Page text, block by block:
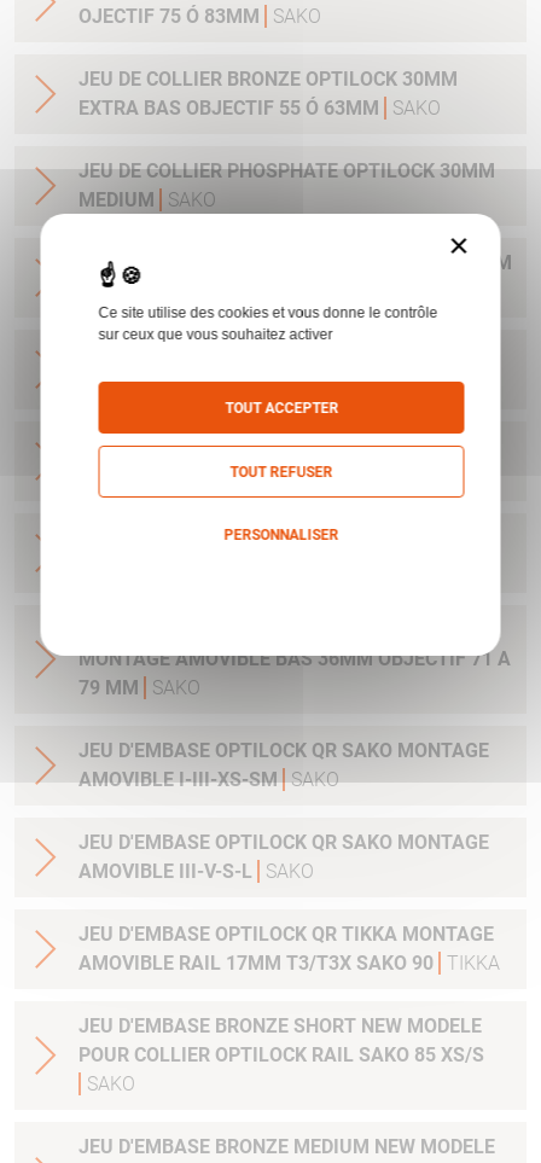
OJECTIF 75 Ó 83MM SAKO
JEU DE COLLIER BRONZE OPTILOCK 30MM
EXTRA BAS OBJECTIF 55 Ó 63MM
SAKO
JEU DE COLLIER PHOSPHATE OPTILOCK 30MM
MEDIUM
SAKO
JEU DE COLLIER PHOSPHATE OPTILOCK 25.4MM
MEDIUM
MONTAGE AMOVIBLE BAS 25.4MM SAKO
JEU DE COLLIER BRONZE OPTILOCK QR
MONTAGE AMOVIBLE HAUT 25.4MM
JEU DE COLLIER BRONZE OPTILOCK QR
MONTAGE AMOVIBLE BAS 36MM OBJECTIF 71 A
79 MM
SAKO
JEU D'EMBASE OPTILOCK QR SAKO MONTAGE
AMOVIBLE I-III-XS-SM SAKO
JEU D'EMBASE OPTILOCK QR SAKO MONTAGE
AMOVIBLE III-V-S-L
SAKO
JEU D'EMBASE OPTILOCK QR TIKKA MONTAGE
AMOVIBLE RAIL 17MM T3/T3X SAKO 90 TIKKA
JEU D'EMBASE BRONZE SHORT NEW MODELE
POUR COLLIER OPTILOCK RAIL SAKO 85 XS/S
SAKO
JEU D'EMBASE BRONZE MEDIUM NEW MODELE
×
Ce site utilise des cookies et vous donne le contrôle
sur ceux que vous souhaitez activer
TOUT ACCEPTER
TOUT REFUSER
PERSONNALISER